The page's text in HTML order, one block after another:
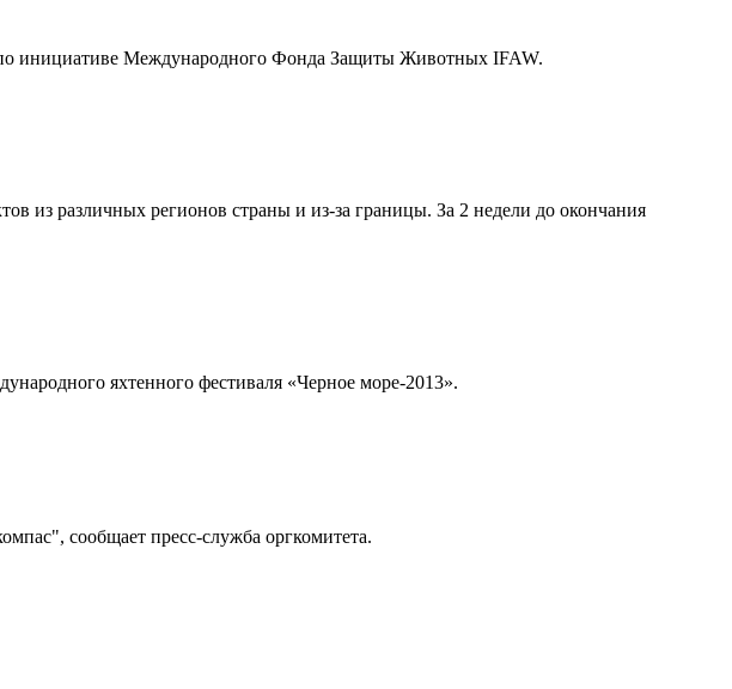
инициативе Международного Фонда Защиты Животных IFAW.
из различных регионов страны и из-за границы. За 2 недели до окончания
яхтенного фестиваля «Черное море-2013».
сообщает пресс-служба оргкомитета.